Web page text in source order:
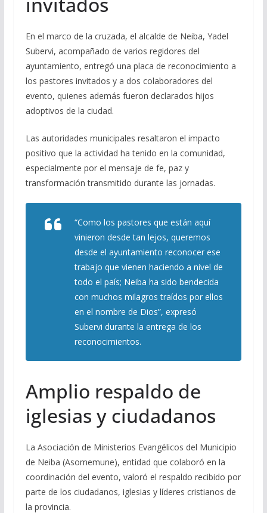
En el marco de la cruzada, el alcalde de Neiba, Yadel
Subervi, acompañado de varios regidores del
ayuntamiento, entregó una placa de reconocimiento a
los pastores invitados y a dos colaboradores del
evento, quienes además fueron declarados hijos
adoptivos de la ciudad.
Las autoridades municipales resaltaron el impacto
positivo que la actividad ha tenido en la comunidad,
especialmente por el mensaje de fe, paz y
transformación transmitido durante las jornadas.
“Como los pastores que están aquí
vinieron desde tan lejos, queremos
desde el ayuntamiento reconocer ese
trabajo que vienen haciendo a nivel de
todo el país; Neiba ha sido bendecida
con muchos milagros traídos por ellos
en el nombre de Dios”, expresó
Subervi durante la entrega de los
reconocimientos.
Amplio respaldo de
iglesias y ciudadanos
La Asociación de Ministerios Evangélicos del Municipio
de Neiba (Asomemune), entidad que colaboró en la
coordinación del evento, valoró el respaldo recibido por
parte de los ciudadanos, iglesias y líderes cristianos de
la provincia.